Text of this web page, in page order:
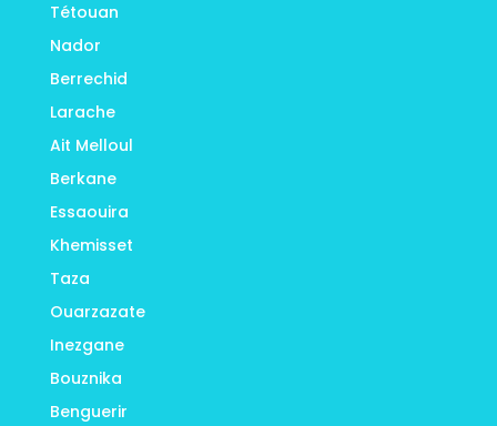
Tétouan
Nador
Berrechid
Larache
Ait Melloul
Berkane
Essaouira
Khemisset
Taza
Ouarzazate
Inezgane
Bouznika
Benguerir